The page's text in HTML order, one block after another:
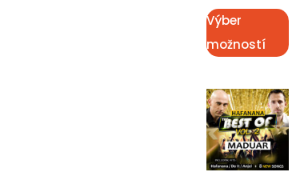
Výber
možností